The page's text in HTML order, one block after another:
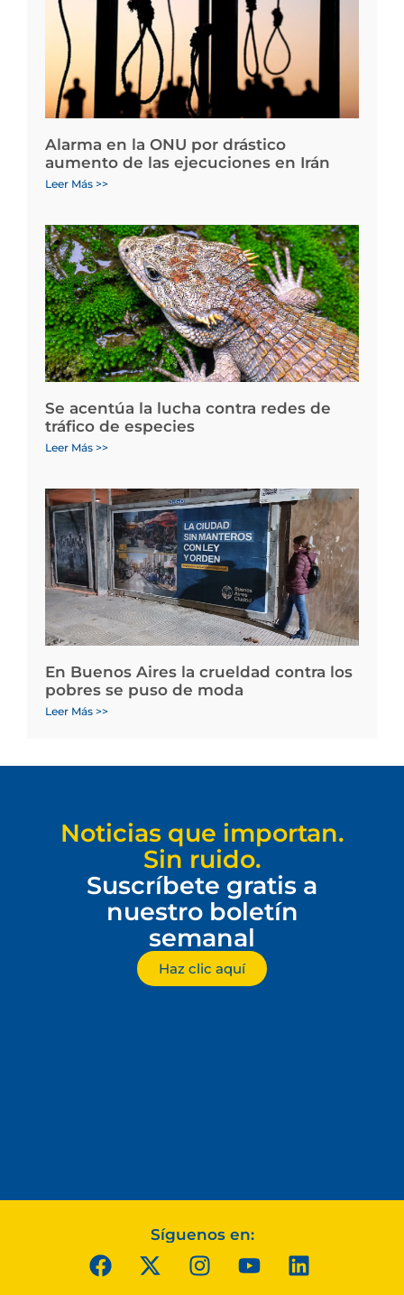
Alarma en la ONU por drástico
aumento de las ejecuciones en Irán
Leer Más >>
Se acentúa la lucha contra redes de
tráfico de especies
Leer Más >>
En Buenos Aires la crueldad contra los
pobres se puso de moda
Leer Más >>
Noticias que importan.
Sin ruido.
Suscríbete gratis a
nuestro boletín
semanal
Haz clic aquí
Síguenos en: